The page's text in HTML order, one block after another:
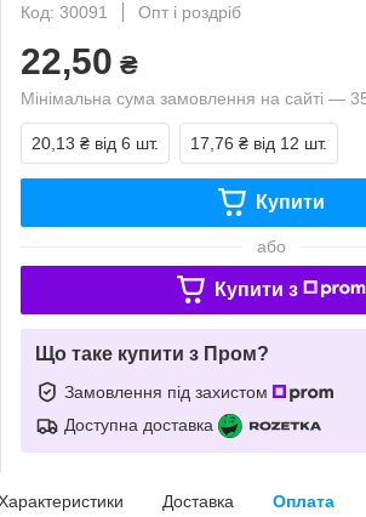
Код: 30091
Опт і роздріб
22,50 ₴
Мінімальна сума замовлення на сайті —
20,13 ₴ від 6 шт. 17,76 ₴ від 12 шт.
Купити
або
Купити з
Що таке купити з Пром?
Замовлення під захистом
Доступна доставка
Доставка Оплата